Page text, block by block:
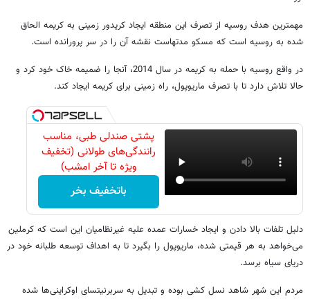
مهمترین هدف روسیه از تصرف این منطقه ایجاد کریدور زمینی به کریمه الحاق
شده به روسیه است که مسکو مدتهاست نقشه آن را در سر پرورانده است.
در واقع روسیه با حمله به کریمه در سال 2014، آنجا را ضمیمه خاک خود کرد و
حالا تلاش دارد تا با تصرف ماریوپول، راه زمینی برای کریمه ایجاد کند.
پشتی صندلی طبی، مناسب
رانندگی‌های طولانی (تخفیف
ویژه تا آخر امشب)
باتخفیف بخر
دلیل تلفات بالا دادن و ایجاد خسارات عمده علیه غیرنظامیان این است که کرملین
می‌خواهد به هر قیمتی شده، ماریوپول را بگیرد تا به اهداف توسعه طلبانه خود در
دریای سیاه برسد.
مردم این شهر شاهد نسل کشی بوده و تبدیل به سربرنیتسای اوکراینی‌ها شده